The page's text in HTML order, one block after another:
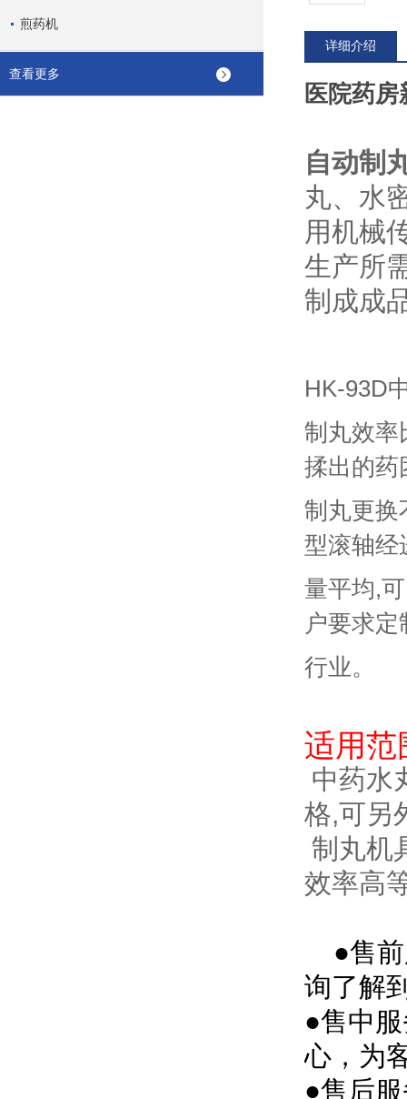
煎药机
查看更多
详细介绍
医院药
自动制
丸、水
用机械
生产所
制成成
HK-93D
制丸效率
揉出的药
制丸更换
型滚轴经
量平均,
户要求
行业。
适用范
中药水
格,可另
制丸机
效率高
●售
询了解
●售中
心，为
●售后